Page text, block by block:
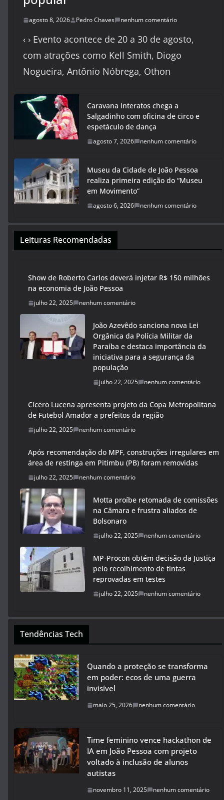
agosto 8, 2026 Pedro Chaves nenhum comentário
‹ › Evento acontece de 20 a 30 de agosto,
com atrações como Kell Smith, Diogo
Nogueira, Antônio Nóbrega, Othon
Caravana Interatos chega a
Salgadinho com oficina de circo e
espetáculo de dança
agosto 7, 2026 nenhum comentário
Museu da Cidade de João Pessoa
realiza primeira edição do “Museu
em Movimento”
agosto 6, 2026 nenhum comentário
Leituras Recomendadas
Show de Roberto Carlos deverá injetar R$ 150 milhões
na economia de João Pessoa
julho 22, 2025 nenhum comentário
João Azevêdo sanciona nova Lei
Orgânica da Polícia Militar da
Paraíba e destaca importância da
iniciativa para a segurança da
população
julho 22, 2025 nenhum comentário
Cícero Lucena apresenta projeto da Copa Metropolitana
de Futebol Amador a prefeitos da região
julho 22, 2025 nenhum comentário
Após recomendação do MPF, construções irregulares em
área de restinga em Pitimbu (PB) foram removidas
julho 22, 2025 nenhum comentário
Motta proíbe retomada de comissões
na Câmara e frustra aliados de
Bolsonaro
julho 22, 2025 nenhum comentário
MP-Procon obtém decisão da Justiça
pelo recolhimento de tintas
reprovadas em testes
julho 22, 2025 nenhum comentário
Tendências Tech
Quando a proteção se transforma
em poder: ecos de uma guerra
invisível
maio 25, 2026 nenhum comentário
Time feminino vence hackathon de
IA em João Pessoa com projeto
voltado à inclusão de alunos
autistas
novembro 11, 2025 nenhum comentário